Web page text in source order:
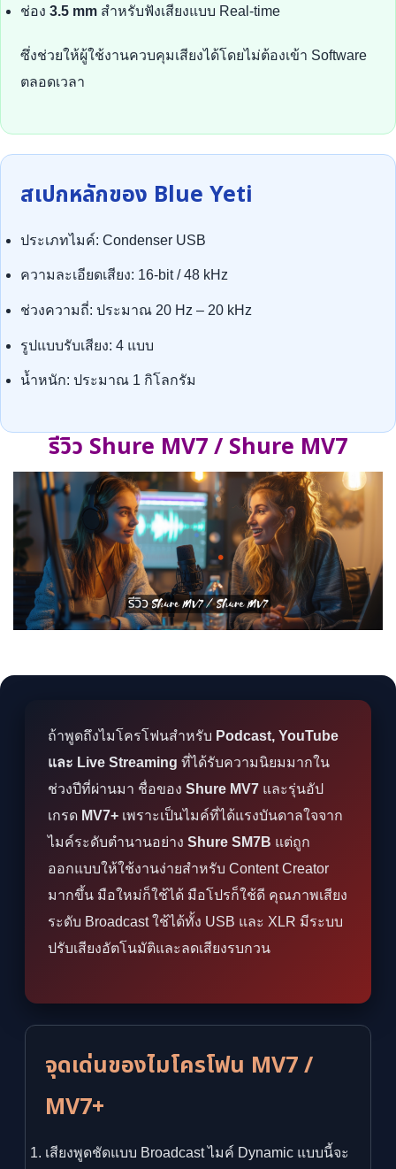
ช่อง 3.5 mm สำหรับฟังเสียงแบบ Real-time
ซึ่งช่วยให้ผู้ใช้งานควบคุมเสียงได้โดยไม่ต้องเข้า Software
ตลอดเวลา
สเปกหลักของ Blue Yeti
ประเภทไมค์: Condenser USB
ความละเอียดเสียง: 16-bit / 48 kHz
ช่วงความถี่: ประมาณ 20 Hz – 20 kHz
รูปแบบรับเสียง: 4 แบบ
น้ำหนัก: ประมาณ 1 กิโลกรัม
รีวิว Shure MV7 / Shure MV7
ถ้าพูดถึงไมโครโฟนสำหรับ Podcast, YouTube
และ Live Streaming ที่ได้รับความนิยมมากใน
ช่วงปีที่ผ่านมา ชื่อของ Shure MV7 และรุ่นอัป
เกรด MV7+ เพราะเป็นไมค์ที่ได้แรงบันดาลใจจาก
ไมค์ระดับตำนานอย่าง Shure SM7B แต่ถูก
ออกแบบให้ใช้งานง่ายสำหรับ Content Creator
มากขึ้น มือใหม่ก็ใช้ได้ มือโปรก็ใช้ดี คุณภาพเสียง
ระดับ Broadcast ใช้ได้ทั้ง USB และ XLR มีระบบ
ปรับเสียงอัตโนมัติและลดเสียงรบกวน
จุดเด่นของไมโครโฟน MV7 /
MV7+
เสียงพูดชัดแบบ Broadcast ไมค์ Dynamic แบบนี้จะ